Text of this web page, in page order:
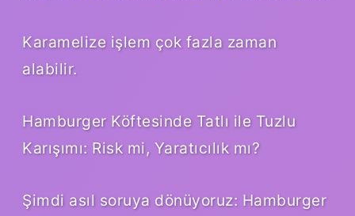
Karamelize işlem çok fazla zaman
alabilir.
Hamburger Köftesinde Tatlı ile Tuzlu
Karışımı: Risk mi, Yaratıcılık mı?
Şimdi asıl soruya dönüyoruz: Hamburger